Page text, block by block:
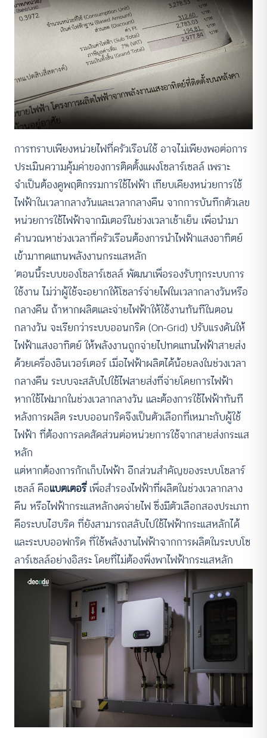
การทราบเพียงหน่วยไฟที่ครัวเรือนใช้ อาจไม่เพียงพอต่อการ
ประเมินความคุ้มค่าของการติดตั้งแผงโซลาร์เซลล์ เพราะ
จำเป็นต้องดูพฤติกรรมการใช้ไฟฟ้า เทียบเคียงหน่วยการใช้
ไฟฟ้าในเวลากลางวันและเวลากลางคืน จากการบันทึกตัวเลข
หน่วยการใช้ไฟฟ้าจากมิเตอร์ในช่วงเวลาเช้าเย็น เพื่อนำมา
คำนวณหาช่วงเวลาที่ครัวเรือนต้องการนำไฟฟ้าแสงอาทิตย์
เข้ามาทดแทนพลังงานกระแสหลัก
‘ตอนนี้ระบบของโซลาร์เซลล์ พัฒนาเพื่อรองรับทุกระบบการ
ใช้งาน ไม่ว่าผู้ใช้จะอยากให้โซลาร์จ่ายไฟในเวลากลางวันหรือ
กลางคืน ถ้าหากผลิตและจ่ายไฟฟ้าให้ใช้งานทันทีในตอน
กลางวัน จะเรียกว่าระบบออนกริด (On-Grid) ปรับแรงดันให้
ไฟฟ้าแสงอาทิตย์ ให้พลังงานถูกจ่ายไปทดแทนไฟฟ้าสายส่ง
ด้วยเครื่องอินเวอร์เตอร์ เมื่อไฟฟ้าผลิตได้น้อยลงในช่วงเวลา
กลางคืน ระบบจะสลับไปใช้ไฟสายส่งที่จ่ายโดยการไฟฟ้า
หากใช้ไฟมากในช่วงเวลากลางวัน และต้องการใช้ไฟฟ้าทันที
หลังการผลิต ระบบออนกริดจึงเป็นตัวเลือกที่เหมาะกับผู้ใช้
ไฟฟ้า ที่ต้องการลดสัดส่วนต่อหน่วยการใช้จากสายส่งกระแส
หลัก
แต่หากต้องการกักเก็บไฟฟ้า อีกส่วนสำคัญของระบบโซลาร์
เซลล์ คือแบตเตอรี่เพื่อสำรองไฟฟ้าที่ผลิตในช่วงเวลากลาง
คืน หรือไฟฟ้ากระแสหลักงดจ่ายไฟ ซึ่งมีตัวเลือกสองประเภท
คือระบบไฮบริด ที่ยังสามารถสลับไปใช้ไฟฟ้ากระแสหลักได้
และระบบออฟกริด ที่ใช้พลังงานไฟฟ้าจากการผลิตในระบบโซ
ลาร์เซลล์อย่างอิสระ โดยที่ไม่ต้องพึ่งพาไฟฟ้ากระแสหลัก